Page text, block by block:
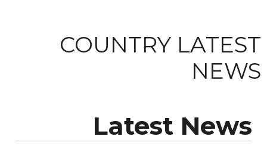
COUNTRY LATEST
NEWS
Latest News